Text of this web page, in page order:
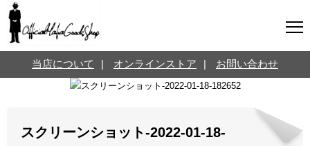
当店について オンラインストア お問い合わせ
スクリーンショット-2022-01-18-
オンラインストア
お問い合わせ